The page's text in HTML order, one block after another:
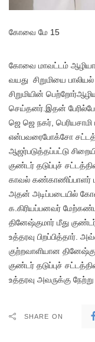
கோவை மே 15
கோவை மாவட்டம் ஆழியார்
வயது சிறுமியை
சிறுமியின்
செய்தனர்.இதன்
ஜெ ஜெ நகர்,
என்பவரைபோக்சோ
ஆஜர்படுத்தப்பட்டு
குண்டர் தடுப்புச்
காவல் கண்காணிப்பாளர்
அதன் அடிப்படையில்
க.கிரியப்பனவர்
தினேஷ்குமார் மீது
உத்தரவு பிறப்பித்தார்.
குற்றவாளியான
குண்டர் தடுப்புச்
உத்தரவு அவருக்கு
SHARE ON